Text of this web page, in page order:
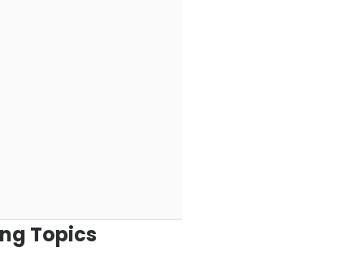
Topics